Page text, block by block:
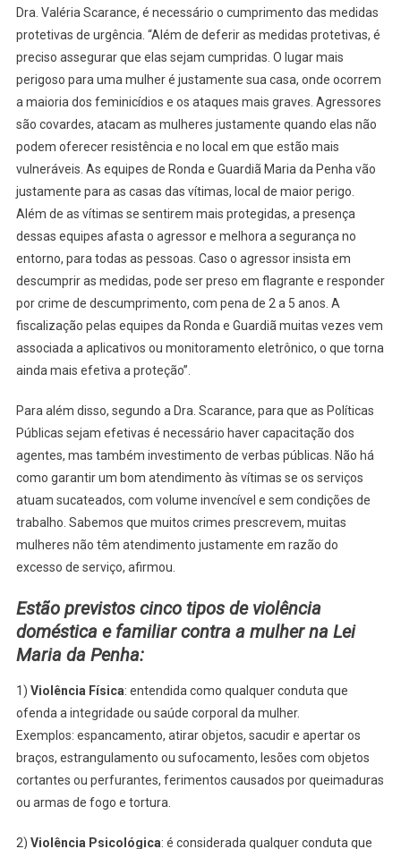
Dra. Valéria Scarance, é necessário o cumprimento das medidas
protetivas de urgência. “Além de deferir as medidas protetivas, é
preciso assegurar que elas sejam cumpridas. O lugar mais
perigoso para uma mulher é justamente sua casa, onde ocorrem
a maioria dos feminicídios e os ataques mais graves. Agressores
são covardes, atacam as mulheres justamente quando elas não
podem oferecer resistência e no local em que estão mais
vulneráveis. As equipes de Ronda e Guardiã Maria da Penha vão
justamente para as casas das vítimas, local de maior perigo.
Além de as vítimas se sentirem mais protegidas, a presença
dessas equipes afasta o agressor e melhora a segurança no
entorno, para todas as pessoas. Caso o agressor insista em
descumprir as medidas, pode ser preso em flagrante e responder
por crime de descumprimento, com pena de 2 a 5 anos. A
fiscalização pelas equipes da Ronda e Guardiã muitas vezes vem
associada a aplicativos ou monitoramento eletrônico, o que torna
ainda mais efetiva a proteção”.
Para além disso, segundo a Dra. Scarance, para que as Políticas
Públicas sejam efetivas é necessário haver capacitação dos
agentes, mas também investimento de verbas públicas. Não há
como garantir um bom atendimento às vítimas se os serviços
atuam sucateados, com volume invencível e sem condições de
trabalho. Sabemos que muitos crimes prescrevem, muitas
mulheres não têm atendimento justamente em razão do
excesso de serviço, afirmou.
Estão previstos cinco tipos de violência
doméstica e familiar contra a mulher na Lei
Maria da Penha:
1) Violência Física: entendida como qualquer conduta que
ofenda a integridade ou saúde corporal da mulher.
Exemplos: espancamento, atirar objetos, sacudir e apertar os
braços, estrangulamento ou sufocamento, lesões com objetos
cortantes ou perfurantes, ferimentos causados por queimaduras
ou armas de fogo e tortura.
2) Violência Psicológica: é considerada qualquer conduta que